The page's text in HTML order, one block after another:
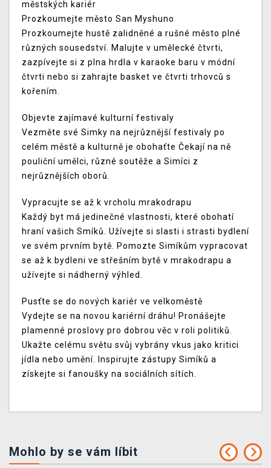
městských kariér
Prozkoumejte město San Myshuno
Prozkoumejte hustě zalidněné a rušné město plné
různých sousedství. Malujte v umělecké čtvrti,
zazpívejte si z plna hrdla v karaoke baru v módní
čtvrti nebo si zahrajte basket ve čtvrti trhovců s
kořením.
Objevte zajímavé kulturní festivaly
Vezměte své Simky na nejrůznější festivaly po
celém městě a kulturně je obohaťte Čekají na ně
pouliční umělci, různé soutěže a Simíci z
nejrůznějších oborů.
Vypracujte se až k vrcholu mrakodrapu
Každý byt má jedinečné vlastnosti, které obohatí
hraní vašich Smíků. Užívejte si slasti i strasti bydlení
ve svém prvním bytě. Pomozte Simíkům vypracovat
se až k bydleni ve střešním bytě v mrakodrapu a
užívejte si nádherný výhled.
Pusťte se do nových kariér ve velkoměstě
Vydejte se na novou kariérní dráhu! Pronášejte
plamenné proslovy pro dobrou věc v roli politiků.
Ukažte celému světu svůj vybrány vkus jako kritici
jídla nebo umění. Inspirujte zástupy Simíků a
získejte si fanoušky na sociálních sítích.
Mohlo by se vám líbit